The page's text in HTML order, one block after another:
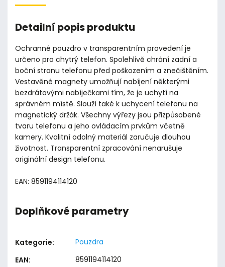
Detailní popis produktu
Ochranné pouzdro v transparentním provedení je
určeno pro chytrý telefon. Spolehlivě chrání zadní a
boční stranu telefonu před poškozením a znečištěním.
Vestavěné magnety umožňují nabíjení některými
bezdrátovými nabíječkami tím, že je uchytí na
správném místě. Slouží také k uchycení telefonu na
magnetický držák. Všechny výřezy jsou přizpůsobené
tvaru telefonu a jeho ovládacím prvkům včetně
kamery. Kvalitní odolný materiál zaručuje dlouhou
životnost. Transparentní zpracování nenarušuje
originální design telefonu.
EAN: 8591194114120
Doplňkové parametry
Kategorie:
Pouzdra
EAN:
8591194114120